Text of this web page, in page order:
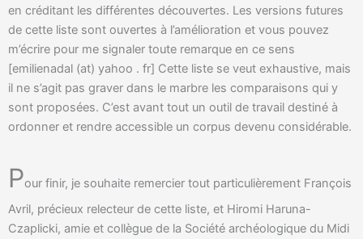
en créditant les différentes découvertes. Les versions futures
de cette liste sont ouvertes à l’amélioration et vous pouvez
m’écrire pour me signaler toute remarque en ce sens
[emilienadal (at) yahoo . fr] Cette liste se veut exhaustive, mais
il ne s’agit pas graver dans le marbre les comparaisons qui y
sont proposées. C’est avant tout un outil de travail destiné à
ordonner et rendre accessible un corpus devenu considérable.
Pour finir, je souhaite remercier tout particulièrement François
Avril, précieux relecteur de cette liste, et Hiromi Haruna-
Czaplicki, amie et collègue de la Société archéologique du Midi